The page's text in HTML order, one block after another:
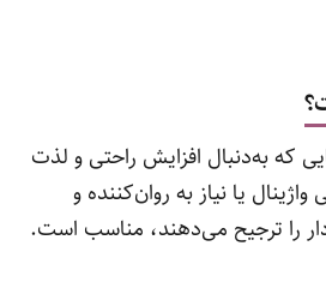
که به‌دنبال افزایش راحتی و لذت
یا نیاز به روان‌کننده و
را ترجیح می‌دهند، مناسب است.